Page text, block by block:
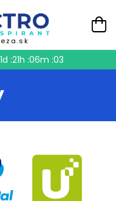
1d :21h :06m :02